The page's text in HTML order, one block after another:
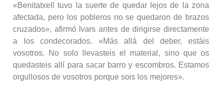
«Benitatxell tuvo la suerte de quedar lejos de la zona
afectada, pero los pobleros no se quedaron de brazos
cruzados», afirmó Ivars antes de dirigirse directamente
a los condecorados. «Más allá del deber, estáis
vosotros. No solo llevasteis el material, sino que os
quedasteis allí para sacar barro y escombros. Estamos
orgullosos de vosotros porque sois los mejores».